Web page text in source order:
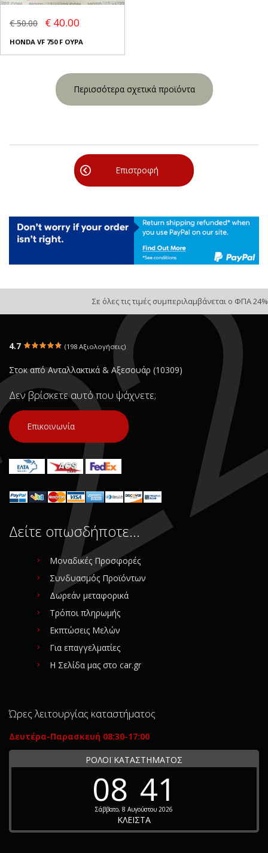
€ 50.00 € 40.00
HONDA VF 750 F ΟΥΡΑ
Περισσότερα σχετικά προϊόντα
Επιστροφή
Σε όλες τις τιμές συμπεριλαμβάνεται ο ΦΠΑ 24%
4.7 (198 Αξιολογήσεις)
Στοκ από Ανταλλακτικά & Αξεσουάρ (10309)
Δεν βρίσκετε αυτό που ψάχνετε;
Επικοινωνία
Δείτε οπωσδήποτε…
Μοναδικές Προσφορές
Συνδυασμός Προϊόντων
Δωρεάν μεταφορικά
Τρόποι πληρωμής
Εκπτώσεις Μελών
Για επαγγελματίες
Η Σελίδα μας στο car.gr
Ώρες λειτουργίας καταστήματος
Δευτέρα-Παρασκευή 08:30-17:00
ΡΟΛΟΪ ΚΑΤΑΣΤΗΜΑΤΟΣ
08 41
Σάββατο, 8 Αυγούστου 2026
ΚΛΕΙΣΤΑ